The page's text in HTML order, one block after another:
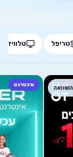
טריפל טלוויזיה
השוואה אינטרנט